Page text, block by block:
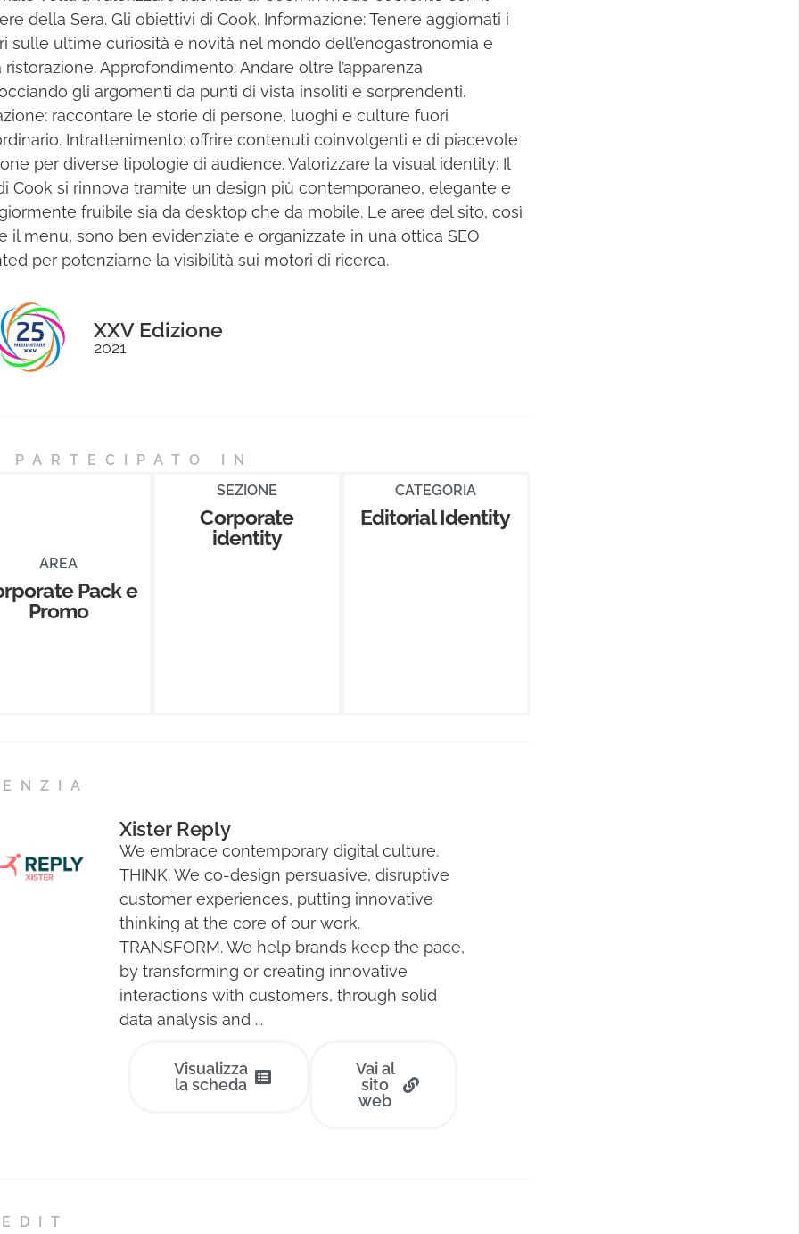
della Sera. Gli obiettivi di Cook. Informazione: Tenere aggiornati i
sulle ultime curiosità e novità nel mondo dell’enogastronomia e
ristorazione. Approfondimento: Andare oltre l’apparenza
gli argomenti da punti di vista insoliti e sorprendenti.
raccontare le storie di persone, luoghi e culture fuori
Intrattenimento: offrire contenuti coinvolgenti e di piacevole
per diverse tipologie di audience. Valorizzare la visual identity: Il
Cook si rinnova tramite un design più contemporaneo, elegante e
fruibile sia da desktop che da mobile. Le aree del sito, così
il menu, sono ben evidenziate e organizzate in una ottica SEO
per potenziarne la visibilità sui motori di ricerca.
XXV Edizione
2021
PARTECIPATO IN
AREA
Pack e
Promo
SEZIONE
Corporate
identity
CATEGORIA
Editorial Identity
Xister Reply
We embrace contemporary digital culture.
THINK. We co-design persuasive, disruptive
customer experiences, putting innovative
thinking at the core of our work.
TRANSFORM. We help brands keep the pace,
by transforming or creating innovative
interactions with customers, through solid
data analysis and ...
Visualizza
la scheda
Vai al
sito
web